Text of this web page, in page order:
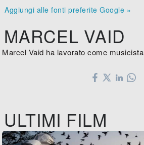
Aggiungi alle fonti preferite Google »
MARCEL VAID
Marcel Vaid ha lavorato come musicista
ULTIMI FILM